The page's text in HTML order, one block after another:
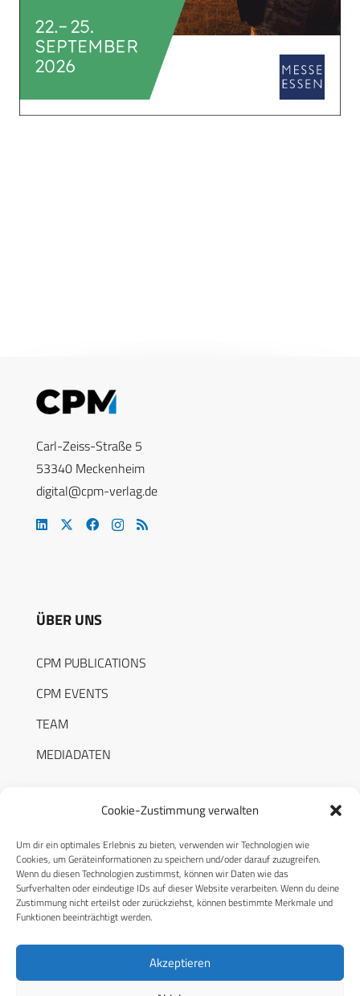
Cookie-Zustimmung verwalten
Um dir ein optimales Erlebnis zu bieten, verwenden wir Technologien wie
Cookies, um Geräteinformationen zu speichern und/oder darauf zuzugreifen.
Wenn du diesen Technologien zustimmst, können wir Daten wie das
Surfverhalten oder eindeutige IDs auf dieser Website verarbeiten. Wenn du deine
Zustimmung nicht erteilst oder zurückziehst, können bestimmte Merkmale und
Funktionen beeinträchtigt werden.
Akzeptieren
Carl-Zeiss-Straße 5
53340 Meckenheim
digital@cpm-verlag.de
ÜBER UNS
CPM PUBLICATIONS
CPM EVENTS
TEAM
MEDIADATEN
RECHTLICHES
Datenschutzerklärung
Cookie-Richtlinie (EU)